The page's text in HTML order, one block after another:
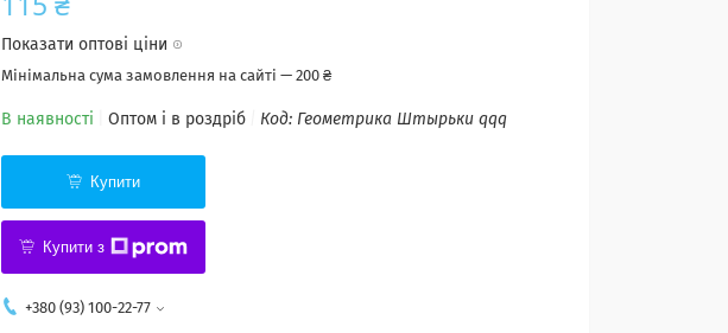
Показати оптові ціни
Мінімальна сума замовлення на сайті — 200 ₴
В наявності Оптом і в роздріб Код: Геометрика Штырьки qqq
Купити
Купити з
+380 (93) 100-22-77